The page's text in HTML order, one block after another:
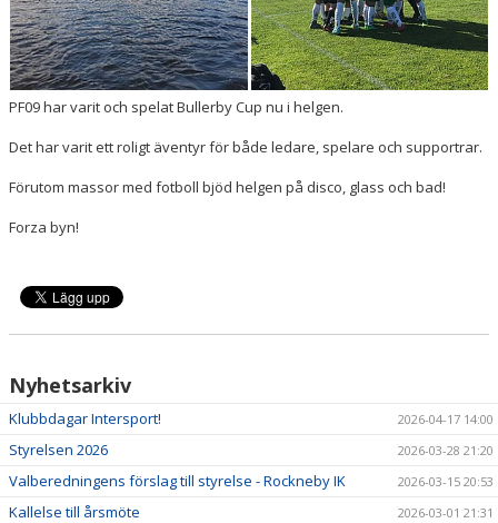
PF09 har varit och spelat Bullerby Cup nu i helgen.
Det har varit ett roligt äventyr för både ledare, spelare och supportrar.
Förutom massor med fotboll bjöd helgen på disco, glass och bad!
Forza byn!
Nyhetsarkiv
Klubbdagar Intersport! 2026-04-17 14:00
Styrelsen 2026 2026-03-28 21:20
Valberedningens förslag till styrelse - Rockneby IK 2026-03-15 20:53
Kallelse till årsmöte 2026-03-01 21:31